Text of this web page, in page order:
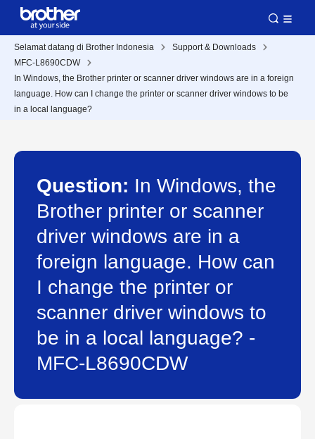
Selamat datang di Brother Indonesia
Support & Downloads
MFC-L8690CDW
In Windows, the Brother printer or scanner driver windows are in a foreign
language. How can I change the printer or scanner driver windows to be
in a local language?
Question: In Windows, the
Brother printer or scanner
driver windows are in a
foreign language. How can
I change the printer or
scanner driver windows to
be in a local language? -
MFC-L8690CDW